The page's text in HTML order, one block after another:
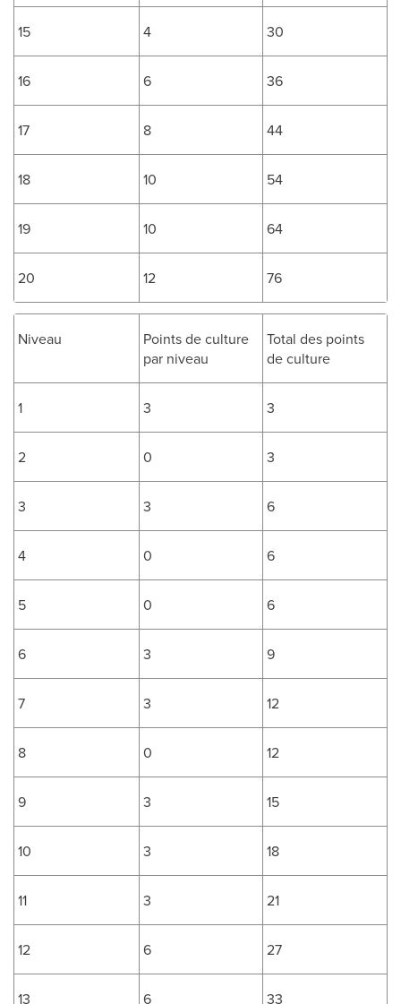
15 4 30
16 6 36
17 8 44
18 10 54
19 10 64
20 12 76
Niveau
Points de culture
par niveau
Total des points
de culture
1 3 3
2 0 3
3 3 6
4 0 6
5 0 6
6 3 9
7 3 12
8 0 12
9 3 15
10 3 18
11 3 21
12 6 27
13 6 33